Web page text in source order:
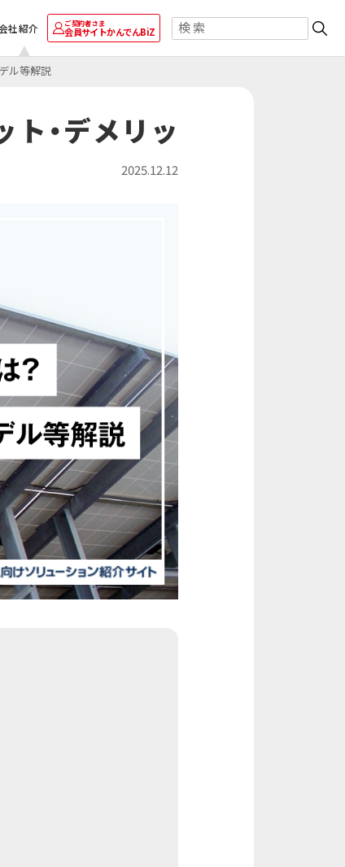
ご採用事例
キユーピー株式会社
太陽光発電・おまかSave-Air
トッパン・フォームズ
その他の採用事例を見る
ご採用事例
コーナン商事株式会社
おまかSave-Air
株式会社エイチ・ツー・オー
その他の採用事例を見る
ご採用事例
ロジグループ本社
安否確認システム
地方独立行政法人
その他の採用事例を見る
その他
社紹介 ご契約者さま
会員サイトかんでんBiZ
ル等解説
・デメリッ
2025.12.12